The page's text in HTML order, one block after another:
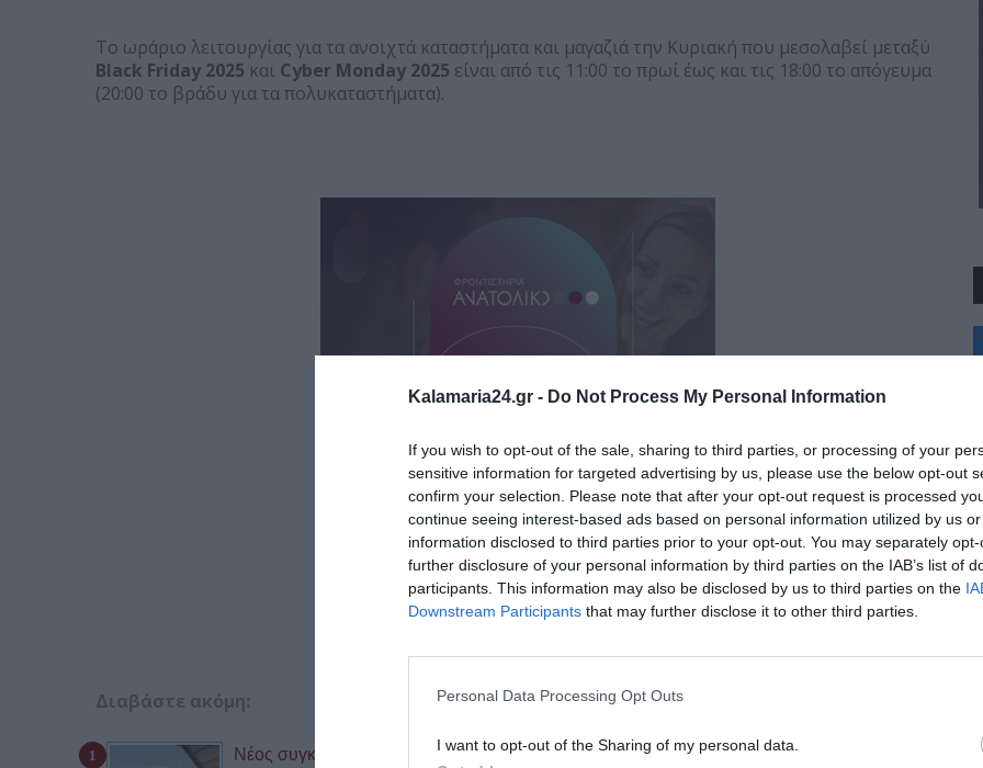
Kalamaria24.gr - Do Not Process My Personal Information
If you wish to opt-out of the sale, sharing to third parties, or processing of your
sensitive information for targeted advertising by us, please use the below opt-out
confirm your selection. Please note that after your opt-out request is processed
continue seeing interest-based ads based on personal information utilized by us
information disclosed to third parties prior to your opt-out. You may separately
further disclosure of your personal information by third parties on the IAB’s list of
participants. This information may also be disclosed by us to third parties on the
Downstream Participants that may further disclose it to other third parties.
Personal Data Processing Opt Outs
I want to opt-out of the Sharing of my personal data.
Το ωράριο λειτουργίας για τα ανοιχτά καταστήματα και μαγαζιά την Κυριακή που μεσολαβεί μεταξύ
Black Friday 2025 και Cyber Monday 2025 είναι από τις 11:00 το πρωί έως και τις 18:00 το απόγευμα
(20:00 το βράδυ για τα πολυκαταστήματα).
Διαβάστε ακόμη:
Νέος συγκοινωνιακός χάρτης στην Καλαμαριά: Πώς αλλάζουν οι λεωφορειακές γραμμές με
+
°